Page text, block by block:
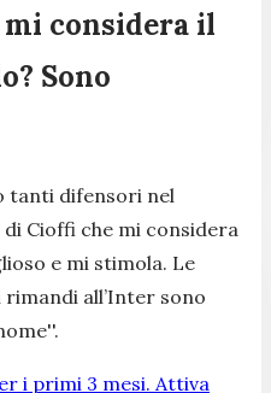
considera il
Sono
tanti difensori nel
Cioffi che mi considera
e mi stimola. Le
all’Inter sono
i primi 3 mesi. Attiva